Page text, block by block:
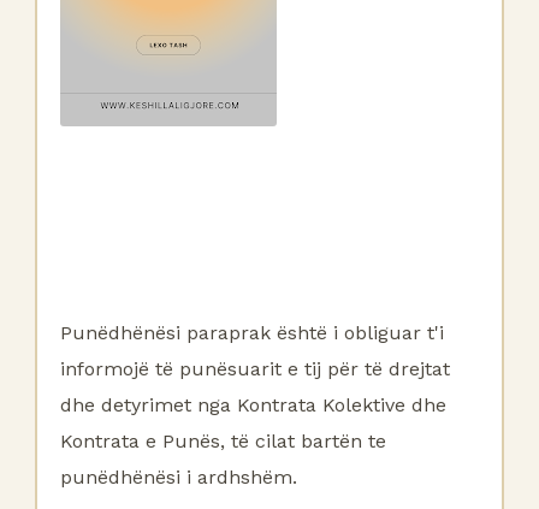
Punëdhënësi paraprak është i obliguar t'i
informojë të punësuarit e tij për të drejtat
dhe detyrimet nga Kontrata Kolektive dhe
Kontrata e Punës, të cilat bartën te
punëdhënësi i ardhshëm.